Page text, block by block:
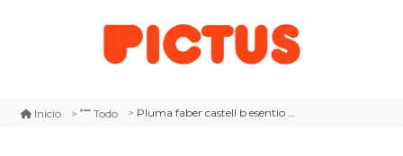
Inicio Todo Pluma faber castell b esentio cuerpo de aluminio